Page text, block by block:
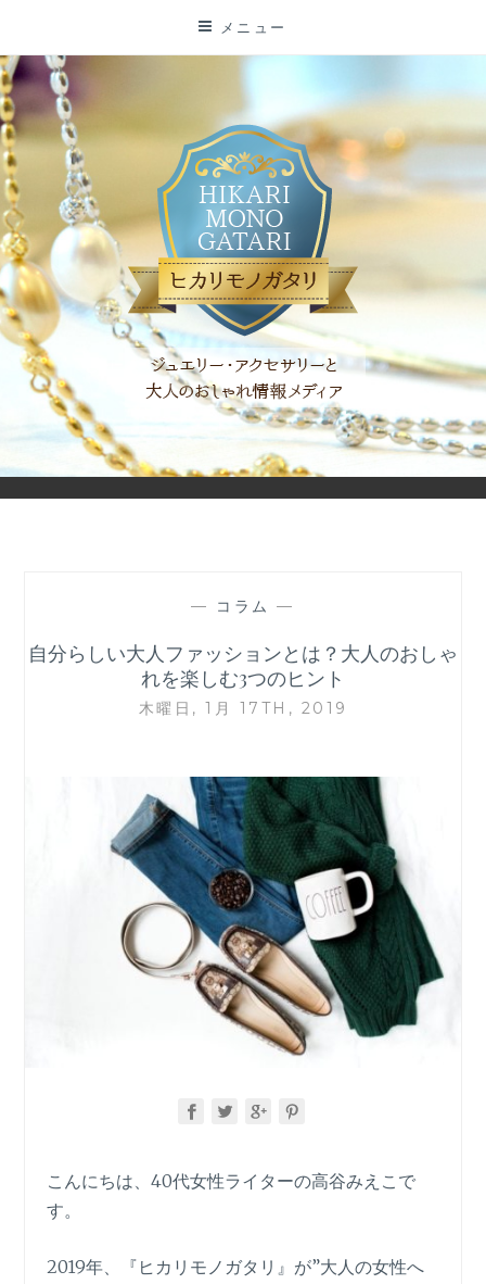
テ
ン
ツ
に
ス
キ
ッ
プ
メニュー
「ヒカリモノガタリ」は、ジュエリー・アクセサリーを愛し、コ
ーディネイトを楽しむ大人世代のためのWEBメディアです。 お
役立ち情報やコラムで大人のおしゃれを応援します。
— コラム —
自分らしい大人ファッションとは？大人のおしゃ
れを楽しむ3つのヒント
木曜日, 1月 17TH, 2019
こんにちは、40代女性ライターの高谷みえこで
す。
2019年、『ヒカリモノガタリ』が”大人の女性へ